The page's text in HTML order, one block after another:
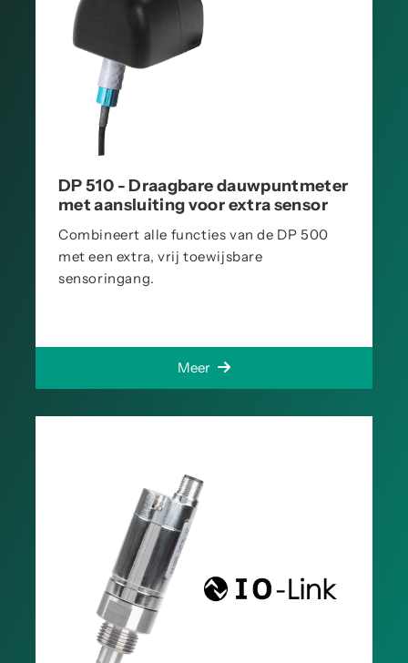
DP 510 - Draagbare dauwpuntmeter
met aansluiting voor extra sensor
Combineert alle functies van de DP 500
met een extra, vrij toewijsbare
sensoringang.
Meer